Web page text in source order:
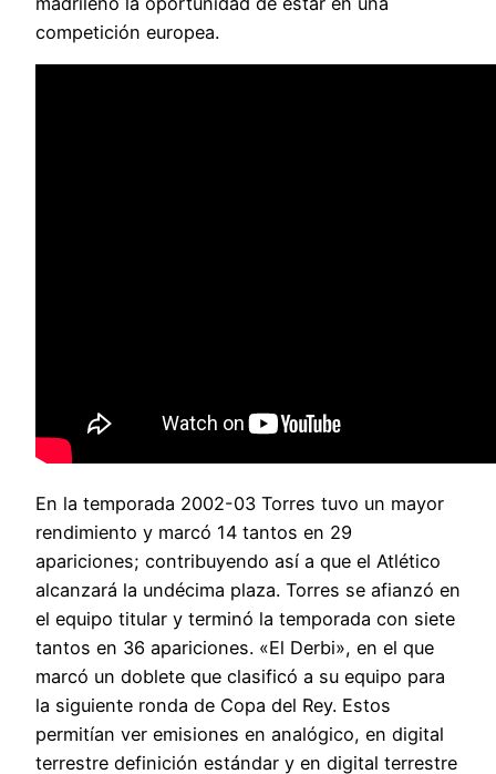
competición europea.
En la temporada 2002-03 Torres tuvo un mayor
rendimiento y marcó 14 tantos en 29
apariciones; contribuyendo así a que el Atlético
alcanzará la undécima plaza. Torres se afianzó en
el equipo titular y terminó la temporada con siete
tantos en 36 apariciones. «El Derbi», en el que
marcó un doblete que clasificó a su equipo para
la siguiente ronda de Copa del Rey. Estos
permitían ver emisiones en analógico, en digital
terrestre definición estándar y en digital terrestre